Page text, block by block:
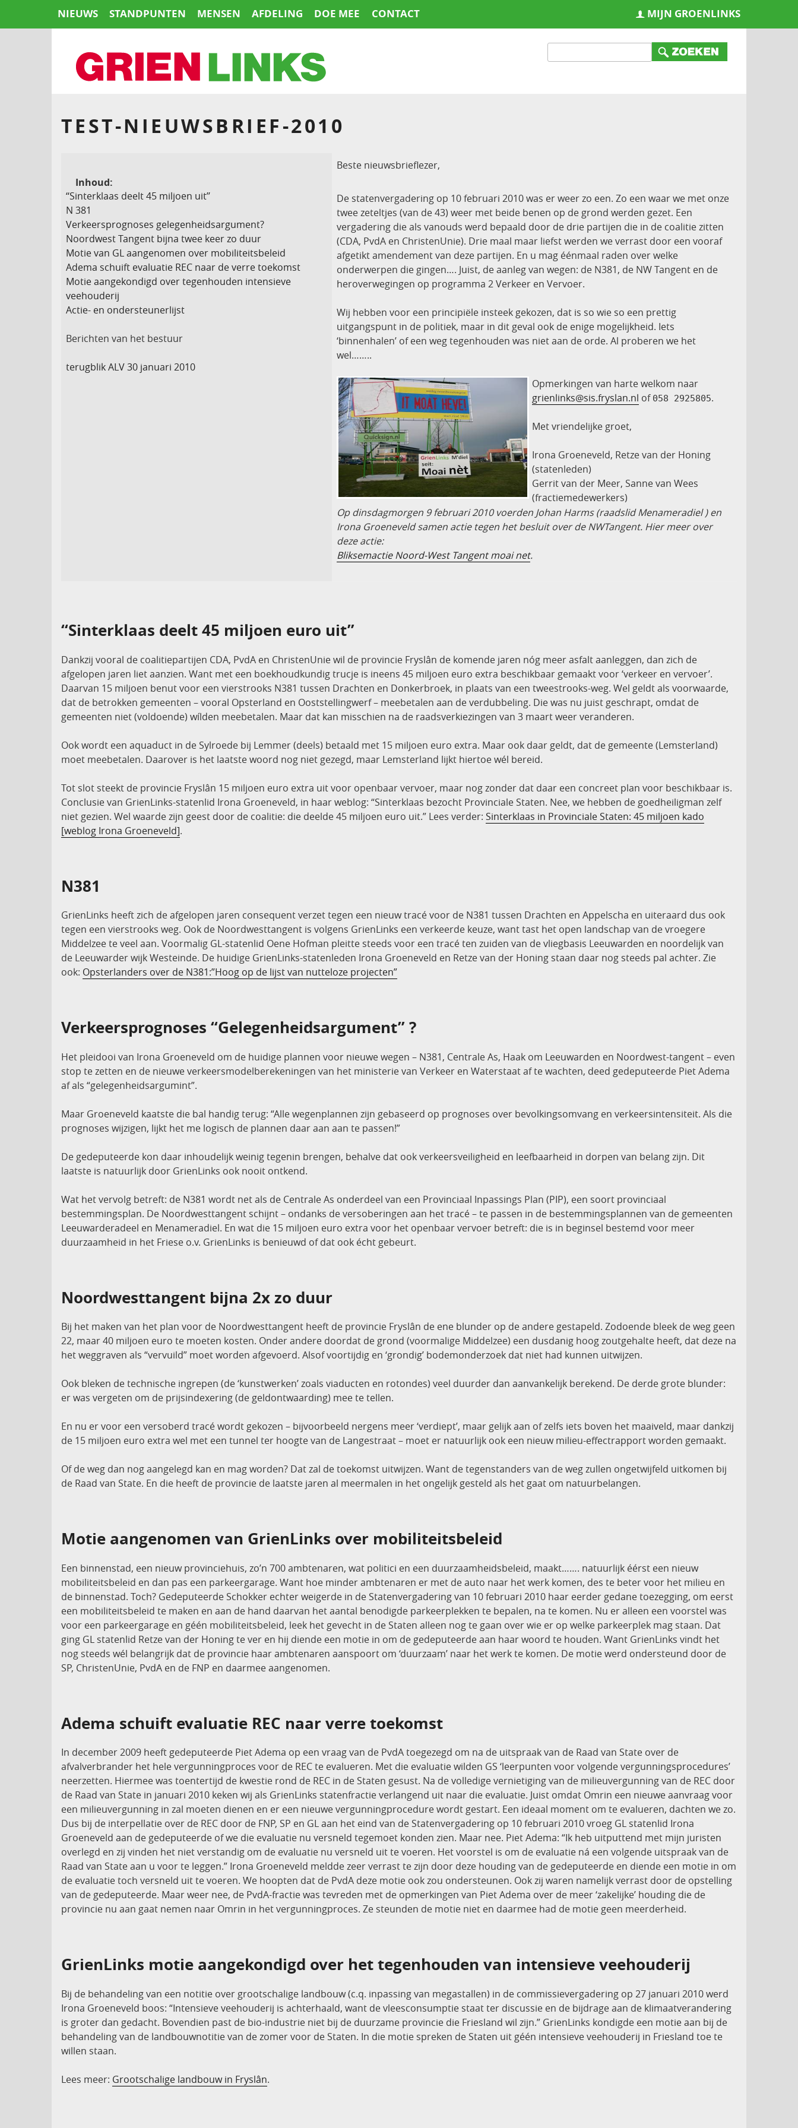
NIEUWS STANDPUNTEN MENSEN AFDELING DOE MEE CONTACT MIJN GROENLINKS
TEST-NIEUWSBRIEF-2010
Inhoud:
‘‘Sinterklaas deelt 45 miljoen uit’’
N 381
Verkeersprognoses gelegenheidsargument?
Noordwest Tangent bijna twee keer zo duur
Motie van GL aangenomen over mobiliteitsbeleid
Adema schuift evaluatie REC naar de verre toekomst
Motie aangekondigd over tegenhouden intensieve
veehouderij
Actie- en ondersteunerlijst
Berichten van het bestuur
terugblik ALV 30 januari 2010
Beste nieuwsbrieflezer,
De statenvergadering op 10 februari 2010 was er weer zo een. Zo een waar we met onze
twee zeteltjes (van de 43) weer met beide benen op de grond werden gezet. Een
vergadering die als vanouds werd bepaald door de drie partijen die in de coalitie zitten
(CDA, PvdA en ChristenUnie). Drie maal maar liefst werden we verrast door een vooraf
afgetikt amendement van deze partijen. En u mag éénmaal raden over welke
onderwerpen die gingen…. Juist, de aanleg van wegen: de N381, de NW Tangent en de
heroverwegingen op programma 2 Verkeer en Vervoer.
Wij hebben voor een principiële insteek gekozen, dat is so wie so een prettig
uitgangspunt in de politiek, maar in dit geval ook de enige mogelijkheid. Iets
‘binnenhalen’ of een weg tegenhouden was niet aan de orde. Al proberen we het
wel……..
Op dinsdagmorgen 9 februari 2010 voerden Johan Harms (raadslid Menameradiel ) en
Irona Groeneveld samen actie tegen het besluit over de NWTangent. Hier meer over
deze actie:
Bliksemactie Noord-West Tangent moai net.
Opmerkingen van harte welkom naar
grienlinks@sis.fryslan.nl of 058 2925805.
Met vriendelijke groet,
Irona Groeneveld, Retze van der Honing
(statenleden)
Gerrit van der Meer, Sanne van Wees
(fractiemedewerkers)
“Sinterklaas deelt 45 miljoen euro uit”
Dankzij vooral de coalitiepartijen CDA, PvdA en ChristenUnie wil de provincie Fryslân de komende jaren nóg meer asfalt aanleggen, dan zich de
afgelopen jaren liet aanzien. Want met een boekhoudkundig trucje is ineens 45 miljoen euro extra beschikbaar gemaakt voor ‘verkeer en vervoer’.
Daarvan 15 miljoen benut voor een vierstrooks N381 tussen Drachten en Donkerbroek, in plaats van een tweestrooks-weg. Wel geldt als voorwaarde,
dat de betrokken gemeenten – vooral Opsterland en Ooststellingwerf – meebetalen aan de verdubbeling. Die was nu juist geschrapt, omdat de
gemeenten niet (voldoende) wílden meebetalen. Maar dat kan misschien na de raadsverkiezingen van 3 maart weer veranderen.
Ook wordt een aquaduct in de Sylroede bij Lemmer (deels) betaald met 15 miljoen euro extra. Maar ook daar geldt, dat de gemeente (Lemsterland)
moet meebetalen. Daarover is het laatste woord nog niet gezegd, maar Lemsterland lijkt hiertoe wél bereid.
Tot slot steekt de provincie Fryslân 15 miljoen euro extra uit voor openbaar vervoer, maar nog zonder dat daar een concreet plan voor beschikbaar is.
Conclusie van GrienLinks-statenlid Irona Groeneveld, in haar weblog: “Sinterklaas bezocht Provinciale Staten. Nee, we hebben de goedheiligman zelf
niet gezien. Wel waarde zijn geest door de coalitie: die deelde 45 miljoen euro uit.” Lees verder: Sinterklaas in Provinciale Staten: 45 miljoen kado
[weblog Irona Groeneveld].
N381
GrienLinks heeft zich de afgelopen jaren consequent verzet tegen een nieuw tracé voor de N381 tussen Drachten en Appelscha en uiteraard dus ook
tegen een vierstrooks weg. Ook de Noordwesttangent is volgens GrienLinks een verkeerde keuze, want tast het open landschap van de vroegere
Middelzee te veel aan. Voormalig GL-statenlid Oene Hofman pleitte steeds voor een tracé ten zuiden van de vliegbasis Leeuwarden en noordelijk van
de Leeuwarder wijk Westeinde. De huidige GrienLinks-statenleden Irona Groeneveld en Retze van der Honing staan daar nog steeds pal achter. Zie
ook: Opsterlanders over de N381:”Hoog op de lijst van nutteloze projecten”
Verkeersprognoses “Gelegenheidsargument” ?
Het pleidooi van Irona Groeneveld om de huidige plannen voor nieuwe wegen – N381, Centrale As, Haak om Leeuwarden en Noordwest-tangent – even
stop te zetten en de nieuwe verkeersmodelberekeningen van het ministerie van Verkeer en Waterstaat af te wachten, deed gedeputeerde Piet Adema
af als “gelegenheidsargumint”.
Maar Groeneveld kaatste die bal handig terug: “Alle wegenplannen zijn gebaseerd op prognoses over bevolkingsomvang en verkeersintensiteit. Als die
prognoses wijzigen, lijkt het me logisch de plannen daar aan aan te passen!”
De gedeputeerde kon daar inhoudelijk weinig tegenin brengen, behalve dat ook verkeersveiligheid en leefbaarheid in dorpen van belang zijn. Dit
laatste is natuurlijk door GrienLinks ook nooit ontkend.
Wat het vervolg betreft: de N381 wordt net als de Centrale As onderdeel van een Provinciaal Inpassings Plan (PIP), een soort provinciaal
bestemmingsplan. De Noordwesttangent schijnt – ondanks de versoberingen aan het tracé – te passen in de bestemmingsplannen van de gemeenten
Leeuwarderadeel en Menameradiel. En wat die 15 miljoen euro extra voor het openbaar vervoer betreft: die is in beginsel bestemd voor meer
duurzaamheid in het Friese o.v. GrienLinks is benieuwd of dat ook écht gebeurt.
Noordwesttangent bijna 2x zo duur
Bij het maken van het plan voor de Noordwesttangent heeft de provincie Fryslân de ene blunder op de andere gestapeld. Zodoende bleek de weg geen
22, maar 40 miljoen euro te moeten kosten. Onder andere doordat de grond (voormalige Middelzee) een dusdanig hoog zoutgehalte heeft, dat deze na
het weggraven als “vervuild” moet worden afgevoerd. Alsof voortijdig en ‘grondig’ bodemonderzoek dat niet had kunnen uitwijzen.
Ook bleken de technische ingrepen (de ‘kunstwerken’ zoals viaducten en rotondes) veel duurder dan aanvankelijk berekend. De derde grote blunder:
er was vergeten om de prijsindexering (de geldontwaarding) mee te tellen.
En nu er voor een versoberd tracé wordt gekozen – bijvoorbeeld nergens meer ‘verdiept’, maar gelijk aan of zelfs iets boven het maaiveld, maar dankzij
de 15 miljoen euro extra wel met een tunnel ter hoogte van de Langestraat – moet er natuurlijk ook een nieuw milieu-effectrapport worden gemaakt.
Of de weg dan nog aangelegd kan en mag worden? Dat zal de toekomst uitwijzen. Want de tegenstanders van de weg zullen ongetwijfeld uitkomen bij
de Raad van State. En die heeft de provincie de laatste jaren al meermalen in het ongelijk gesteld als het gaat om natuurbelangen.
Motie aangenomen van GrienLinks over mobiliteitsbeleid
Een binnenstad, een nieuw provinciehuis, zo’n 700 ambtenaren, wat politici en een duurzaamheidsbeleid, maakt……. natuurlijk éérst een nieuw
mobiliteitsbeleid en dan pas een parkeergarage. Want hoe minder ambtenaren er met de auto naar het werk komen, des te beter voor het milieu en
de binnenstad. Toch? Gedeputeerde Schokker echter weigerde in de Statenvergadering van 10 februari 2010 haar eerder gedane toezegging, om eerst
een mobiliteitsbeleid te maken en aan de hand daarvan het aantal benodigde parkeerplekken te bepalen, na te komen. Nu er alleen een voorstel was
voor een parkeergarage en géén mobiliteitsbeleid, leek het gevecht in de Staten alleen nog te gaan over wie er op welke parkeerplek mag staan. Dat
ging GL statenlid Retze van der Honing te ver en hij diende een motie in om de gedeputeerde aan haar woord te houden. Want GrienLinks vindt het
nog steeds wél belangrijk dat de provincie haar ambtenaren aanspoort om ‘duurzaam’ naar het werk te komen. De motie werd ondersteund door de
SP, ChristenUnie, PvdA en de FNP en daarmee aangenomen.
Adema schuift evaluatie REC naar verre toekomst
In december 2009 heeft gedeputeerde Piet Adema op een vraag van de PvdA toegezegd om na de uitspraak van de Raad van State over de
afvalverbrander het hele vergunningproces voor de REC te evalueren. Met die evaluatie wilden GS ‘leerpunten voor volgende vergunningsprocedures’
neerzetten. Hiermee was toentertijd de kwestie rond de REC in de Staten gesust. Na de volledige vernietiging van de milieuvergunning van de REC door
de Raad van State in januari 2010 keken wij als GrienLinks statenfractie verlangend uit naar die evaluatie. Juist omdat Omrin een nieuwe aanvraag voor
een milieuvergunning in zal moeten dienen en er een nieuwe vergunningprocedure wordt gestart. Een ideaal moment om te evalueren, dachten we zo.
Dus bij de interpellatie over de REC door de FNP, SP en GL aan het eind van de Statenvergadering op 10 februari 2010 vroeg GL statenlid Irona
Groeneveld aan de gedeputeerde of we die evaluatie nu versneld tegemoet konden zien. Maar nee. Piet Adema: “Ik heb uitputtend met mijn juristen
overlegd en zij vinden het niet verstandig om de evaluatie nu versneld uit te voeren. Het voorstel is om de evaluatie ná een volgende uitspraak van de
Raad van State aan u voor te leggen.” Irona Groeneveld meldde zeer verrast te zijn door deze houding van de gedeputeerde en diende een motie in om
de evaluatie toch versneld uit te voeren. We hoopten dat de PvdA deze motie ook zou ondersteunen. Ook zij waren namelijk verrast door de opstelling
van de gedeputeerde. Maar weer nee, de PvdA-fractie was tevreden met de opmerkingen van Piet Adema over de meer ‘zakelijke’ houding die de
provincie nu aan gaat nemen naar Omrin in het vergunningproces. Ze steunden de motie niet en daarmee had de motie geen meerderheid.
GrienLinks motie aangekondigd over het tegenhouden van intensieve veehouderij
Bij de behandeling van een notitie over grootschalige landbouw (c.q. inpassing van megastallen) in de commissievergadering op 27 januari 2010 werd
Irona Groeneveld boos: “Intensieve veehouderij is achterhaald, want de vleesconsumptie staat ter discussie en de bijdrage aan de klimaatverandering
is groter dan gedacht. Bovendien past de bio-industrie niet bij de duurzame provincie die Friesland wil zijn.” GrienLinks kondigde een motie aan bij de
behandeling van de landbouwnotitie van de zomer voor de Staten. In die motie spreken de Staten uit géén intensieve veehouderij in Friesland toe te
willen staan.
Lees meer: Grootschalige landbouw in Fryslân.